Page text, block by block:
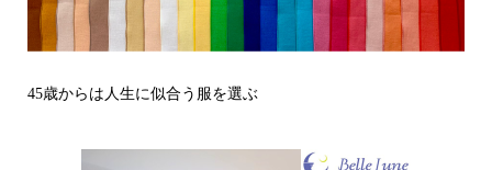
その立場で信頼される見た目にするには？〜予告編〜